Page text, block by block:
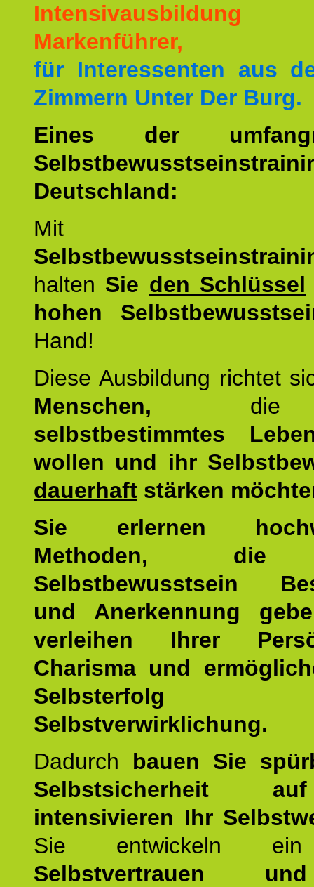
Markenführer,
für Interessenten aus
Zimmern Unter Der Burg.
Eines der
Deutschland:
Mit
halten Sie den Schlüssel
hohen
Hand!
Diese Ausbildung richtet
Menschen,
selbstbestimmtes
wollen und ihr
dauerhaft stärken
Sie erlernen
Methoden, die
Selbstbewusstsein
und Anerkennung
verleihen Ihrer
Charisma und
Selbstverwirklichung.
Dadurch bauen Sie
Selbstsicherheit
intensivieren Ihr
Sie entwickeln ein
Selbstvertrauen